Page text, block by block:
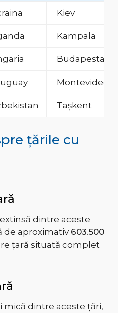
Kiev
Kampala
Budapesta
Montevideo
Tașkent
țările cu
dintre aceste
de aproximativ 603.500
țară situată complet
mică dintre aceste țări,